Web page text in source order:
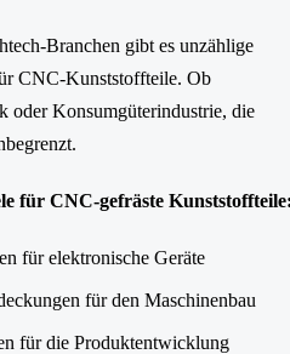
Branchen gibt es unzählige
CNC-Kunststoffteile. Ob
oder Konsumgüterindustrie, die
für CNC-gefräste
für elektronische Geräte
für den Maschinenbau
für die Produktentwicklung